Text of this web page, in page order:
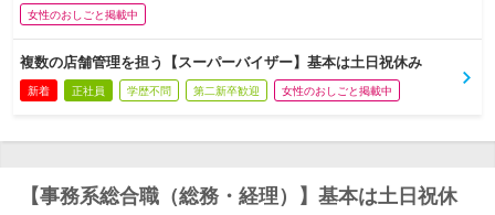
女性のおしごと掲載中
複数の店舗管理を担う【スーパーバイザー】基本は土日祝休み
新着 正社員 学歴不問 第二新卒歓迎 女性のおしごと掲載中
【事務系総合職（総務・経理）】基本は土日祝休